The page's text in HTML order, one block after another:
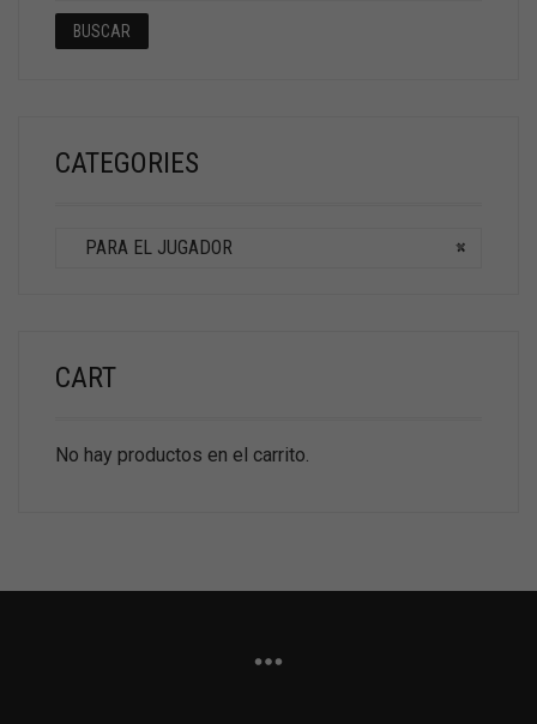
BUSCAR
CATEGORIES
×
PARA EL JUGADOR
CART
No hay productos en el carrito.